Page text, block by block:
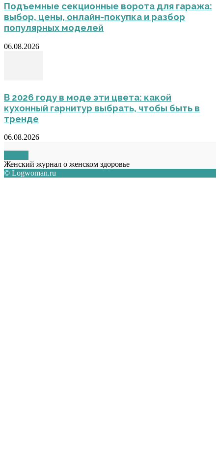
Подъемные секционные ворота для гаража:
выбор, цены, онлайн-покупка и разбор
популярных моделей
06.08.2026
В 2026 году в моде эти цвета: какой
кухонный гарнитур выбрать, чтобы быть в
тренде
06.08.2026
Женский журнал о женском здоровье
© Logwoman.ru